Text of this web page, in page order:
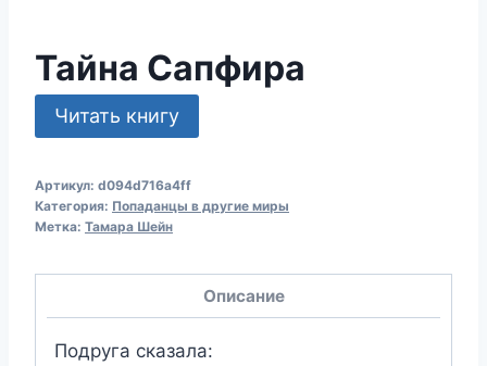
Тайна Сапфира
Читать книгу
Артикул: d094d716a4ff
Категория: Попаданцы в другие миры
Метка: Тамара Шейн
Описание
Подруга сказала: